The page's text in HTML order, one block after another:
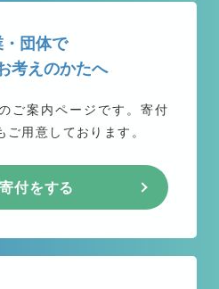
団体で
考えのかたへ
ご案内ページです。 寄付
用意しております。
寄付をする